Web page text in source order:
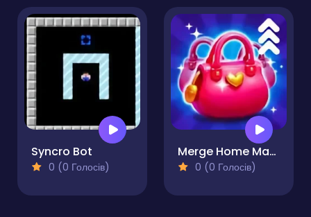
Syncro Bot
0 (0 Голосів)
Merge Home Mania
0 (0 Голосів)